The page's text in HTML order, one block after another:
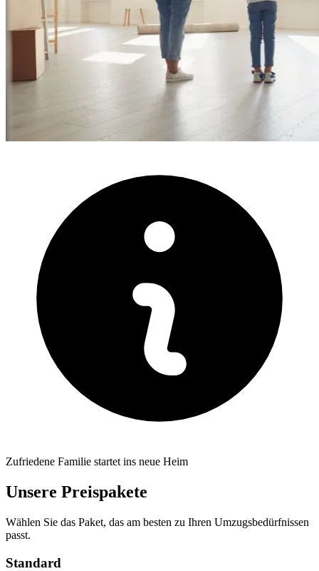
Zufriedene Familie startet ins neue Heim
Unsere Preispakete
Wählen Sie das Paket, das am besten zu Ihren Umzugsbedürfnissen
passt.
Standard